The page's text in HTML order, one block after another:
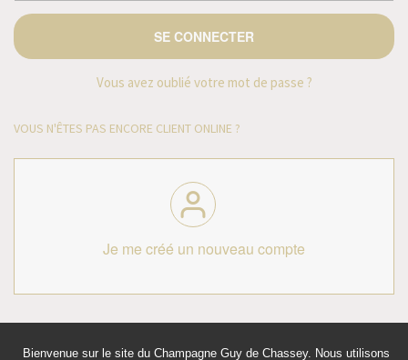
Vous avez oublié votre mot de passe ?
VOUS N'ÊTES PAS ENCORE CLIENT ONLINE ?
Je me créé un nouveau compte
Bienvenue sur le site du Champagne Guy de Chassey. Nous utilisons